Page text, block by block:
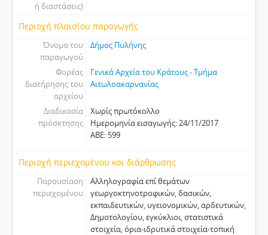
ή διαστάσεις)
Περιοχή πλαισίου παραγωγής
Όνομα του
παραγωγού
Δήμος Πυλήνης
Φορέας
διατήρησης του
αρχείου
Γενικά Αρχεία του Κράτους - Τμήμα
Αιτωλοακαρνανίας
Διαδικασία
πρόσκτησης
Χωρίς πρωτόκολλο
Ημερομηνία εισαγωγής: 24/11/2017
ΑΒΕ: 599
Περιοχή περιεχομένου και διάρθρωσης
Παρουσίαση
περιεχομένου
Αλληλογραφία επί θεμάτων
γεωργοκτηνοτροφικών, δασικών,
εκπαιδευτικών, υγειονομικών, αρδευτικών,
Δημοτολογίου, εγκύκλιοι, στατιστικά
στοιχεία, όρια-ιδρυτικά στοιχεία-τοπική